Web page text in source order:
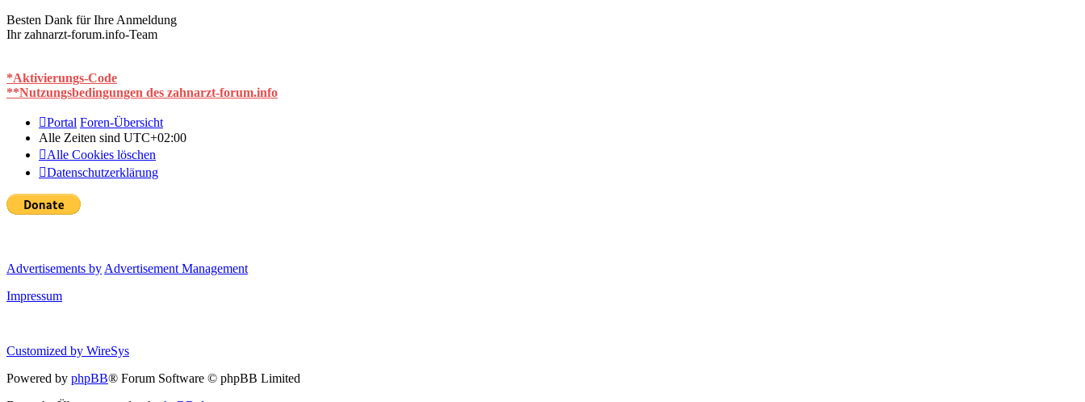
Besten Dank für Ihre Anmeldung
Ihr zahnarzt-forum.info-Team
*Aktivierungs-Code
**Nutzungsbedingungen des zahnarzt-forum.info
Portal Foren-Übersicht
Alle Zeiten sind UTC+02:00
Alle Cookies löschen
Datenschutzerklärung
Advertisements by Advertisement Management
Impressum
Customized by WireSys
Powered by phpBB® Forum Software © phpBB Limited